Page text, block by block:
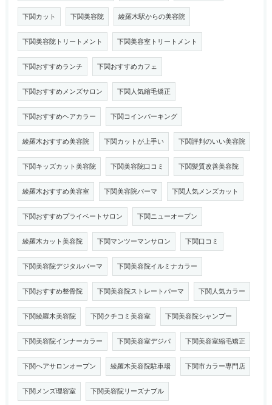
下関カット 下関美容院 綾羅木駅からの美容院
下関美容院トリートメント 下関美容室トリートメント
下関おすすめランチ 下関おすすめカフェ
下関おすすめメンズサロン 下関人気縮毛矯正
下関おすすめヘアカラー 下関コインパーキング
綾羅木おすすめ美容院 下関カットが上手い 下関評判のいい美容院
下関キッズカット美容院 下関美容院口コミ 下関髪質改善美容院
綾羅木おすすめ美容室 下関美容院パーマ 下関人気メンズカット
下関おすすめプライベートサロン 下関ニューオープン
綾羅木カット美容院 下関マンツーマンサロン 下関口コミ
下関美容院デジタルパーマ 下関美容院イルミナカラー
下関おすすめ整骨院 下関美容院ストレートパーマ 下関人気カラー
下関綾羅木美容院 下関クチコミ美容室 下関美容院シャンプー
下関美容院インナーカラー 下関美容室デジパ 下関美容室縮毛矯正
下関ヘアサロンオープン 綾羅木美容院駐車場 下関市カラー専門店
下関メンズ理容室 下関美容院リーズナブル